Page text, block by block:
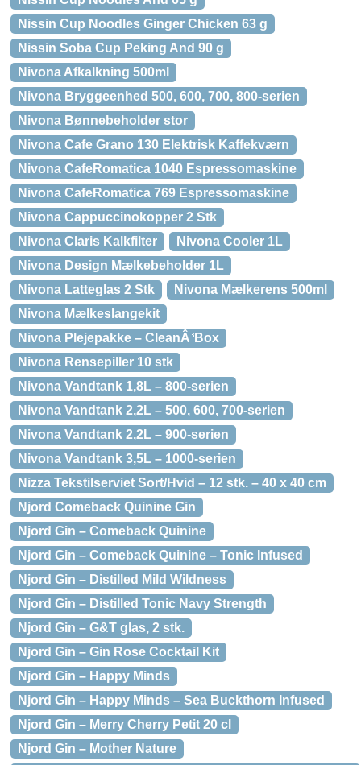
Nissin Cup Noodles Ginger Chicken 63 g
Nissin Soba Cup Peking And 90 g
Nivona Afkalkning 500ml
Nivona Bryggeenhed 500, 600, 700, 800-serien
Nivona Bønnebeholder stor
Nivona Cafe Grano 130 Elektrisk Kaffekværn
Nivona CafeRomatica 1040 Espressomaskine
Nivona CafeRomatica 769 Espressomaskine
Nivona Cappuccinokopper 2 Stk
Nivona Claris Kalkfilter
Nivona Cooler 1L
Nivona Design Mælkebeholder 1L
Nivona Latteglas 2 Stk
Nivona Mælkerens 500ml
Nivona Mælkeslangekit
Nivona Plejepakke – CleanÂ³Box
Nivona Rensepiller 10 stk
Nivona Vandtank 1,8L – 800-serien
Nivona Vandtank 2,2L – 500, 600, 700-serien
Nivona Vandtank 2,2L – 900-serien
Nivona Vandtank 3,5L – 1000-serien
Nizza Tekstilserviet Sort/Hvid – 12 stk. – 40 x 40 cm
Njord Comeback Quinine Gin
Njord Gin – Comeback Quinine
Njord Gin – Comeback Quinine – Tonic Infused
Njord Gin – Distilled Mild Wildness
Njord Gin – Distilled Tonic Navy Strength
Njord Gin – G&T glas, 2 stk.
Njord Gin – Gin Rose Cocktail Kit
Njord Gin – Happy Minds
Njord Gin – Happy Minds – Sea Buckthorn Infused
Njord Gin – Merry Cherry Petit 20 cl
Njord Gin – Mother Nature